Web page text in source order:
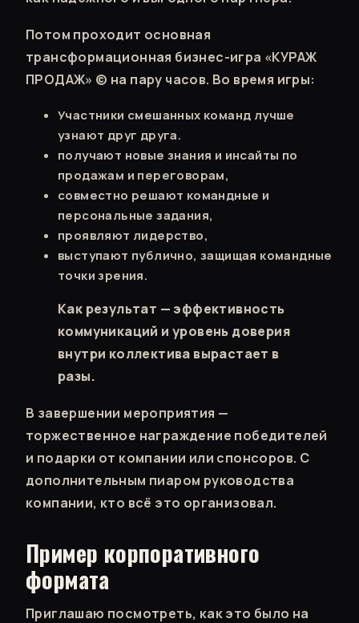
Потом проходит основная
трансформационная бизнес-игра «КУРАЖ
ПРОДАЖ» © на пару часов. Во время игры:
Участники смешанных команд лучше
узнают друг друга.
получают новые знания и инсайты по
продажам и переговорам,
совместно решают командные и
персональные задания,
проявляют лидерство,
выступают публично, защищая командные
точки зрения.
Как результат — эффективность
коммуникаций и уровень доверия
внутри коллектива вырастает в
разы.
В завершении мероприятия —
торжественное награждение победителей
и подарки от компании или спонсоров. С
дополнительным пиаром руководства
компании, кто всё это организовал.
Пример корпоративного
формата
Приглашаю посмотреть, как это было на